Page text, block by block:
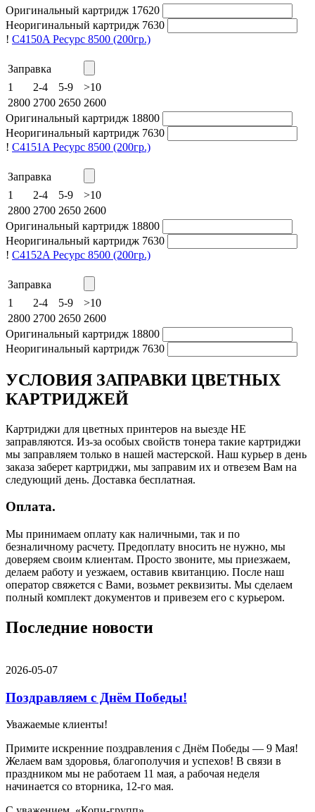
Оригинальный картридж 17620
Неоригинальный картридж 7630
! C4150A Ресурс 8500 (200гр.)
Заправка
1
2-4 5-9
>10
2800 2700 2650 2600
Оригинальный картридж 18800
Неоригинальный картридж 7630
! C4151A Ресурс 8500 (200гр.)
Заправка
1
2-4 5-9
>10
2800 2700 2650 2600
Оригинальный картридж 18800
Неоригинальный картридж 7630
! C4152A Ресурс 8500 (200гр.)
Заправка
1
2-4 5-9
>10
2800 2700 2650 2600
Оригинальный картридж 18800
Неоригинальный картридж 7630
УСЛОВИЯ ЗАПРАВКИ ЦВЕТНЫХ
КАРТРИДЖЕЙ
Картриджи для цветных принтеров на выезде НЕ
заправляются. Из-за особых свойств тонера такие картриджи
мы заправляем только в нашей мастерской. Наш курьер в день
заказа заберет картриджи, мы заправим их и отвезем Вам на
следующий день. Доставка бесплатная.
Оплата.
Мы принимаем оплату как наличными, так и по
безналичному расчету. Предоплату вносить не нужно, мы
доверяем своим клиентам. Просто звоните, мы приезжаем,
делаем работу и уезжаем, оставив квитанцию. После наш
оператор свяжется с Вами, возьмет реквизиты. Мы сделаем
полный комплект документов и привезем его с курьером.
Последние новости
2026-05-07
Поздравляем с Днём Победы!
Уважаемые клиенты!
Примите искренние поздравления с Днём Победы — 9 Мая!
Желаем вам здоровья, благополучия и успехов! В связи в
праздником мы не работаем 11 мая, а рабочая неделя
начинается со вторника, 12-го мая.